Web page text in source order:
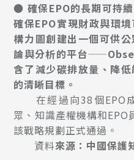
● 確保EPO的長期可持
確保EPO實現財政與環
構力圖創建出一個可供
論與分析的平台
含了減少碳排放量、降
的清晰目標。
在經過向38個EPO
眾、知識產權機構和EPO
該戰略規劃正式通過。
資料來源：中國保護